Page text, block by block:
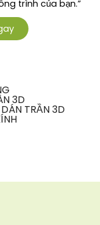
trình của bạn.”
3D
TRẦN 3D